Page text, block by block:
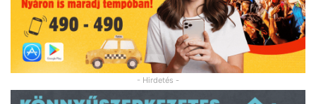
- Hirdetés -